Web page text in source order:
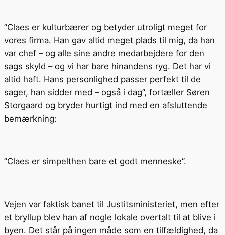
”Claes er kulturbærer og betyder utroligt meget for
vores firma. Han gav altid meget plads til mig, da han
var chef – og alle sine andre medarbejdere for den
sags skyld – og vi har bare hinandens ryg. Det har vi
altid haft. Hans personlighed passer perfekt til de
sager, han sidder med – også i dag”, fortæller Søren
Storgaard og bryder hurtigt ind med en afsluttende
bemærkning:
”Claes er simpelthen bare et godt menneske”.
Vejen var faktisk banet til Justitsministeriet, men efter
et bryllup blev han af nogle lokale overtalt til at blive i
byen. Det står på ingen måde som en tilfældighed, da